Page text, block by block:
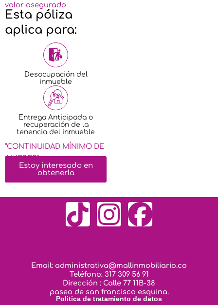
valor asegurado
Esta póliza
aplica para:
Desocupación del
inmueble
Entrega Anticipada o
recuperación de la
tenencia del inmueble
“CONTINUIDAD MÍNIMO DE
6 MESES”
Estoy interesado en
obtenerla
T
k
t
I
s
t
F
c
e
Email: administrativa@mallinmobiliario.co
Teléfono: 317 309 56 91
Dirección : Calle 77 11B-38
paseo de san francisco esquina.
Politica de tratamiento de datos